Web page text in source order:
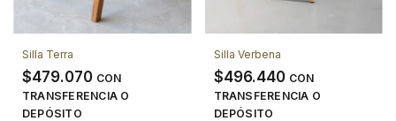
Silla Terra
$479.070 CON
TRANSFERENCIA O
DEPÓSITO
Silla Verbena
$496.440 CON
TRANSFERENCIA O
DEPÓSITO